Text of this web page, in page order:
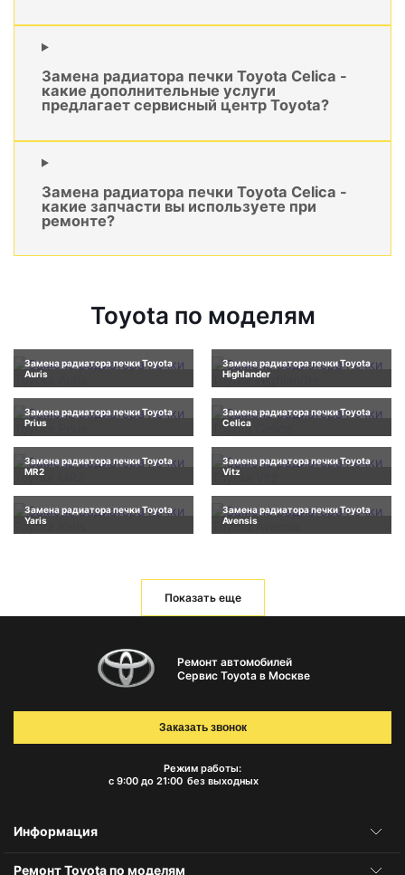
Замена радиатора печки Toyota Celica -
какие дополнительные услуги
предлагает сервисный центр Toyota?
Замена радиатора печки Toyota Celica -
какие запчасти вы используете при
ремонте?
Toyota по моделям
Замена радиатора печки Toyota
Auris
Замена радиатора печки Toyota
Highlander
Замена радиатора печки Toyota
Prius
Замена радиатора печки Toyota
Celica
Замена радиатора печки Toyota
MR2
Замена радиатора печки Toyota
Vitz
Замена радиатора печки Toyota
Yaris
Замена радиатора печки Toyota
Avensis
Показать еще
Ремонт автомобилей
Сервис Toyota в Москве
Режим работы:
с 9:00 до 21:00 без выходных
Заказать звонок
Информация
Ремонт Toyota по моделям